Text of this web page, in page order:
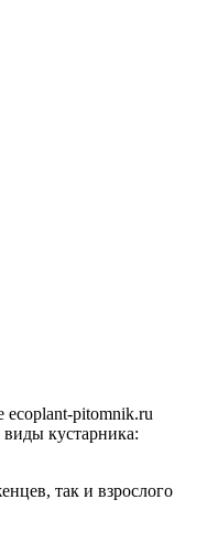
ecoplant-pitomnik.ru
кустарника:
так и взрослого